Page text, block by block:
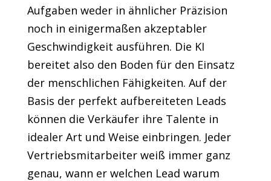
Aufgaben weder in ähnlicher Präzision
noch in einigermaßen akzeptabler
Geschwindigkeit ausführen. Die KI
bereitet also den Boden für den Einsatz
der menschlichen Fähigkeiten. Auf der
Basis der perfekt aufbereiteten Leads
können die Verkäufer ihre Talente in
idealer Art und Weise einbringen. Jeder
Vertriebsmitarbeiter weiß immer ganz
genau, wann er welchen Lead warum